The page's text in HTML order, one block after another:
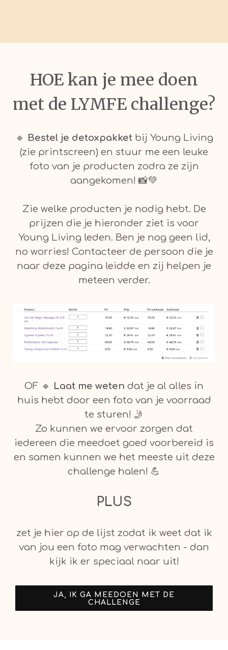
HOE kan je mee doen
met de LYMFE challenge?
🔹 Bestel je detoxpakketbij Young Living
(zie printscreen) en stuur me een leuke
foto van je producten zodra ze zijn
aangekomen! 📸💚
Zie welke producten je nodig hebt. De
prijzen die je hieronder ziet is voor
Young Living leden. Ben je nog geen lid,
no worries! Contacteer de persoon die je
naar deze pagina leidde en zij helpen je
meteen verder.
OF 🔹 Laat me weten dat je al alles in
huis hebt door een foto van je voorraad
te sturen! 🤳
Zo kunnen we ervoor zorgen dat
iedereen die meedoet goed voorbereid is
en samen kunnen we het meeste uit deze
challenge halen! 💪
PLUS
zet je hier op de lijst zodat ik weet dat ik
van jou een foto mag verwachten - dan
kijk ik er speciaal naar uit!
JA, IK GA MEEDOEN MET DE
CHALLENGE